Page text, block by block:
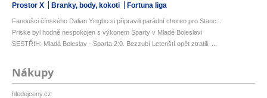
Prostor X Branky, body, kokoti Fortuna liga
Fanoušci čínského Dalian Yingbo si připravili parádní choreo pro Stanc...
Priske byl hodně nespokojen s výkonem Sparty v Mladé Boleslavi
SESTŘIH: Mladá Boleslav - Sparta 2:0. Bezzubí Letenští opět ztratili. ...
Nákupy
hledejceny.cz